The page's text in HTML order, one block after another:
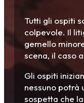
Tutti gli ospiti
colpevole. Il
gemello
scena, il caso
Gli ospiti
nessuno potrà
sospetta che